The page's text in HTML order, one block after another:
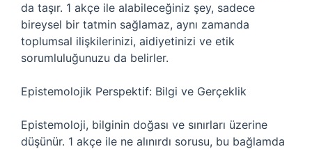
da taşır. 1 akçe ile alabileceğiniz şey, sadece
bireysel bir tatmin sağlamaz, aynı zamanda
toplumsal ilişkilerinizi, aidiyetinizi ve etik
sorumluluğunuzu da belirler.
Epistemolojik Perspektif: Bilgi ve Gerçeklik
Epistemoloji, bilginin doğası ve sınırları üzerine
düşünür. 1 akçe ile ne alınırdı sorusu, bu bağlamda